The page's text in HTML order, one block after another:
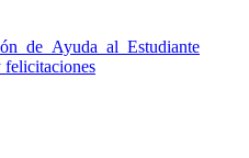
de Ayuda al Estudiante
felicitaciones